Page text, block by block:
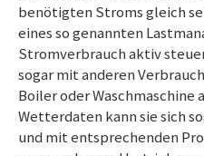
benötigten Stroms gleich
eines so genannten
Stromverbrauch aktiv
sogar mit anderen
Boiler oder Waschmaschine
Wetterdaten kann sie sich
und mit entsprechenden